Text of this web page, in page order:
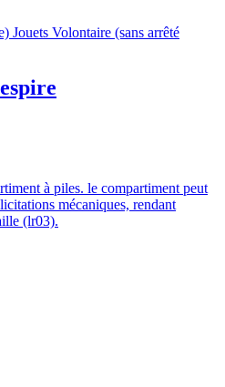
Jouets Volontaire (sans arrêté
à piles. le compartiment peut
mécaniques, rendant
(lr03).